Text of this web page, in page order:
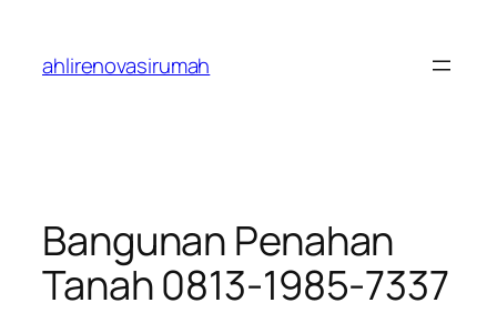
content
ahlirenovasirumah
Bangunan Penahan
Tanah 0813-1985-7337